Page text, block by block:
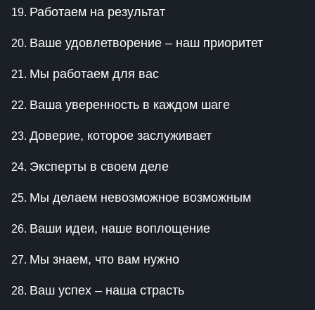
Работаем на результат
Ваше удовлетворение – наш приоритет
Мы работаем для вас
Ваша уверенность в каждом шаге
Доверие, которое заслуживает
Эксперты в своем деле
Мы делаем невозможное возможным
Ваши идеи, наше воплощение
Мы знаем, что вам нужно
Ваш успех – наша страсть